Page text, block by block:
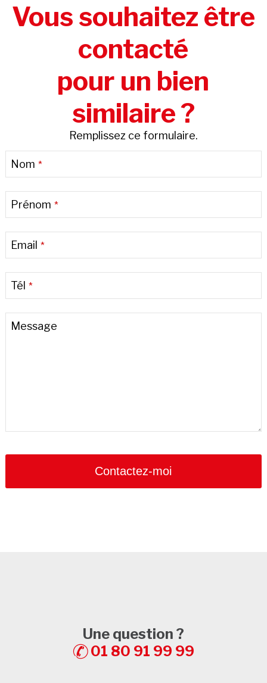
Vous souhaitez être
contacté
pour un bien
similaire ?
Remplissez ce formulaire.
Nom *
Prénom *
Email *
Tél *
Email
Address *
Message
Contactez-moi
Une question ?
01 80 91 99 99